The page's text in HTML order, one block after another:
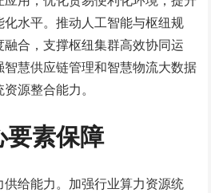
水平。推动人工智能与枢纽规
合，支撑枢纽集群高效协同运
慧供应链管理和智慧物流大数据
源整合能力。
要素保障
供给能力。加强行业算力资源统